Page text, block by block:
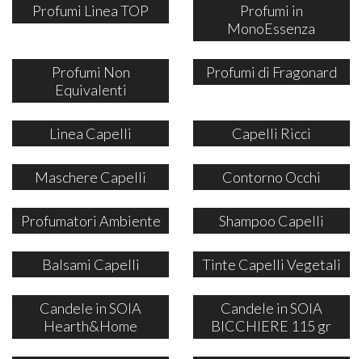
Profumi Linea TOP
Profumi in
MonoEssenza
Profumi Non
Equivalenti
Profumi di Fragonard
Linea Capelli Capelli Ricci
Maschere Capelli Contorno Occhi
Profumatori Ambiente Shampoo Capelli
Balsami Capelli Tinte Capelli Vegetali
Candele in SOIA
Hearth&Home
Candele in SOIA
BICCHIERE 115 gr